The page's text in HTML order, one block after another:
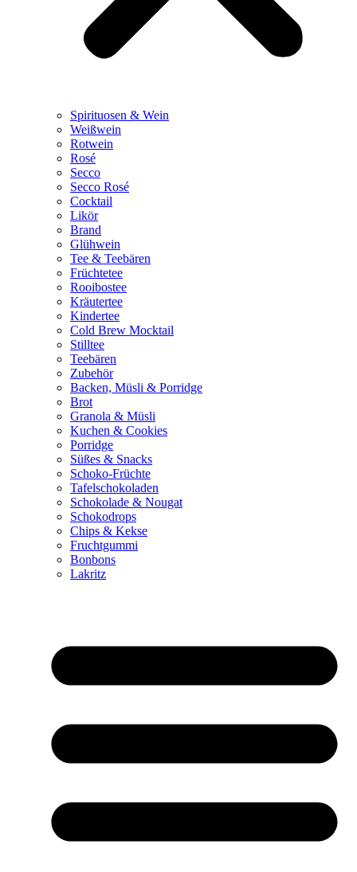
Spirituosen & Wein
Weißwein
Rotwein
Rosé
Secco
Secco Rosé
Cocktail
Likör
Brand
Glühwein
Tee & Teebären
Früchtetee
Rooibostee
Kräutertee
Kindertee
Cold Brew Mocktail
Stilltee
Teebären
Zubehör
Backen, Müsli & Porridge
Brot
Granola & Müsli
Kuchen & Cookies
Porridge
Süßes & Snacks
Schoko-Früchte
Tafelschokoladen
Schokolade & Nougat
Schokodrops
Chips & Kekse
Fruchtgummi
Bonbons
Lakritz